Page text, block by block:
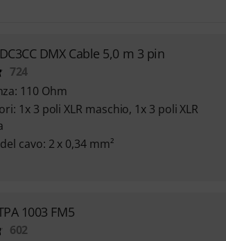
DMX Cable 5,0 m 3 pin
724
110 Ohm
1x 3 poli XLR maschio, 1x 3 poli XLR
cavo: 2 x 0,34 mm²
1003 FM5
602